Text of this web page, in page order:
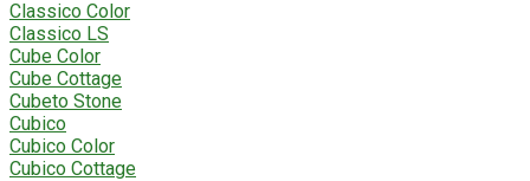
Classico Color
Classico LS
Cube Color
Cube Cottage
Cubeto Stone
Cubico
Cubico Color
Cubico Cottage